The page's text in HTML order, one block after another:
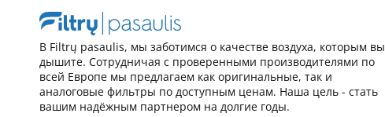
В Filtrų pasaulis, мы заботимся о качестве воздуха, которым вы
дышите. Сотрудничая с проверенными производителями по
всей Европе мы предлагаем как оригинальные, так и
аналоговые фильтры по доступным ценам. Наша цель - стать
вашим надёжным партнером на долгие годы.